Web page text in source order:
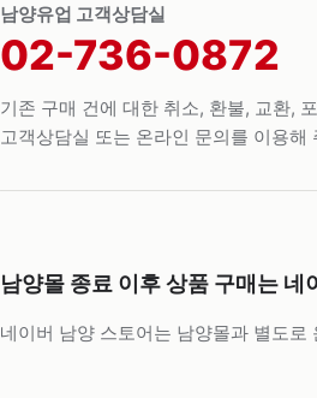
남양유업 고객상담실
02-736-0872
기존 구매 건에 대한 취소, 환불, 교환,
고객상담실 또는 온라인 문의를 이용해
남양몰 종료 이후 상품 구매는 네
네이버 남양 스토어는 남양몰과 별도로